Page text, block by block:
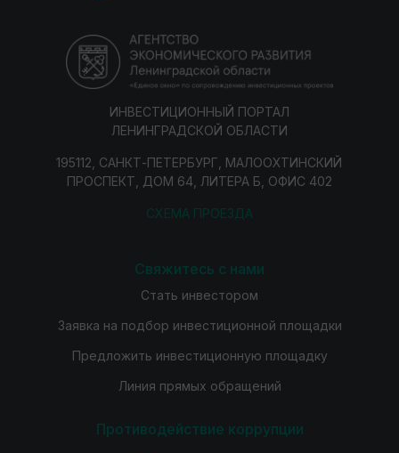
ИНВЕСТИЦИОННЫЙ ПОРТАЛ
ЛЕНИНГРАДСКОЙ ОБЛАСТИ
195112, САНКТ-ПЕТЕРБУРГ, МАЛООХТИНСКИЙ
ПРОСПЕКТ, ДОМ 64, ЛИТЕРА Б, ОФИС 402
СХЕМА ПРОЕЗДА
Свяжитесь с нами
Стать инвестором
Заявка на подбор инвестиционной площадки
Предложить инвестиционную площадку
Линия прямых обращений
Противодействие коррупции